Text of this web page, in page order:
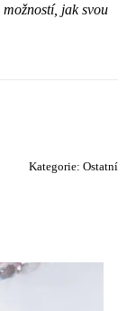
jak svou
Kategorie: Ostatní